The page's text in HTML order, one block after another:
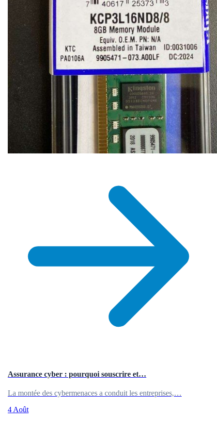
Assurance cyber : pourquoi souscrire et…
La montée des cybermenaces a conduit les entreprises,…
4 Août